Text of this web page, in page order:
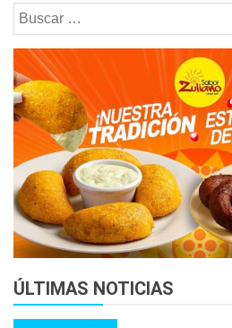
Buscar:
ÚLTIMAS NOTICIAS